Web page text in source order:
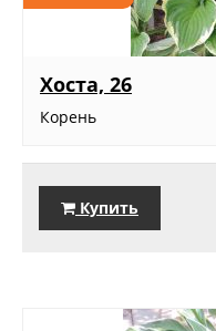
Хоста, 26
Корень
Купить